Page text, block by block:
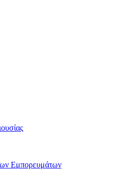
Εμπορευμάτων